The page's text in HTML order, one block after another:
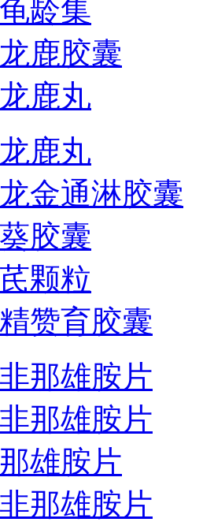
龄集
鹿胶囊
鹿丸
鹿丸
金通淋胶囊
胶囊
颗粒
赞育胶囊
那雄胺片
那雄胺片
雄胺片
那雄胺片